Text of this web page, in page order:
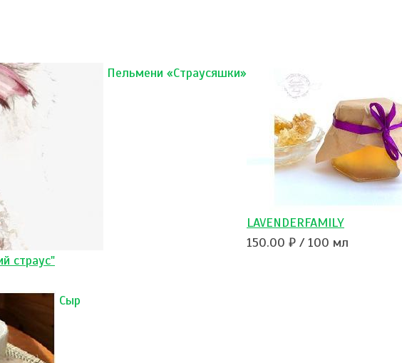
Пельмени «Страусяшки»
страус"
LAVENDERFAMILY
150.00 ₽ / 100 мл
Сыр